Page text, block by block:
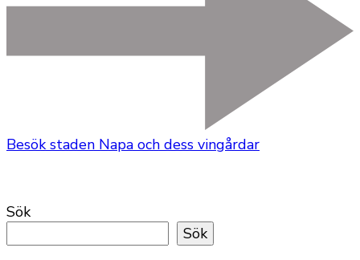
Besök staden Napa och dess vingårdar
Sök
Sök